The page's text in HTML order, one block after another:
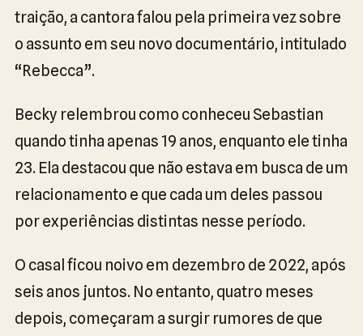
traição, a cantora falou pela primeira vez sobre
o assunto em seu novo documentário, intitulado
“Rebecca”.
Becky relembrou como conheceu Sebastian
quando tinha apenas 19 anos, enquanto ele tinha
23. Ela destacou que não estava em busca de um
relacionamento e que cada um deles passou
por experiências distintas nesse período.
O casal ficou noivo em dezembro de 2022, após
seis anos juntos. No entanto, quatro meses
depois, começaram a surgir rumores de que